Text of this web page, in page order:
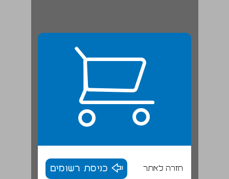
חזרה לאתר כניסת רשומים